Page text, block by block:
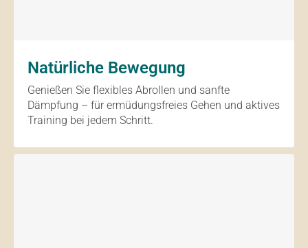
Natürliche Bewegung
Genießen Sie flexibles Abrollen und sanfte
Dämpfung – für ermüdungsfreies Gehen und aktives
Training bei jedem Schritt.